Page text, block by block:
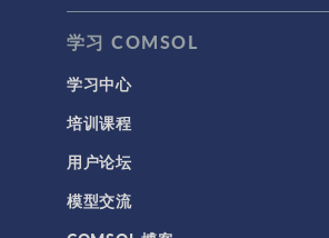
学习 COMSOL
学习中心
培训课程
用户论坛
模型交流